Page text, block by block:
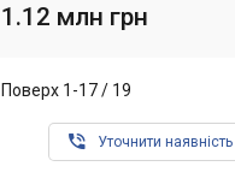
1.12 млн грн
Поверх 1-17 / 19
 Уточнити наявність